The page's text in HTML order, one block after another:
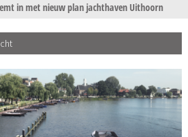
in met nieuw plan jachthaven Uithoorn